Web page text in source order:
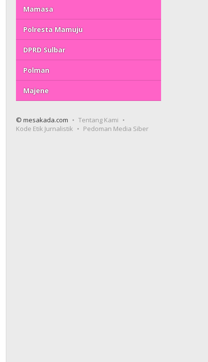
Mamasa
Polresta Mamuju
DPRD Sulbar
Polman
Majene
© mesakada.com
Tentang Kami
Kode Etik Jurnalistik
Pedoman Media Siber